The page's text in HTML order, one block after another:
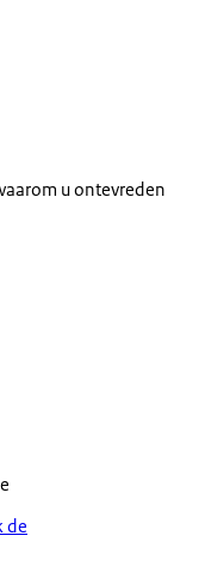
u ontevreden
de